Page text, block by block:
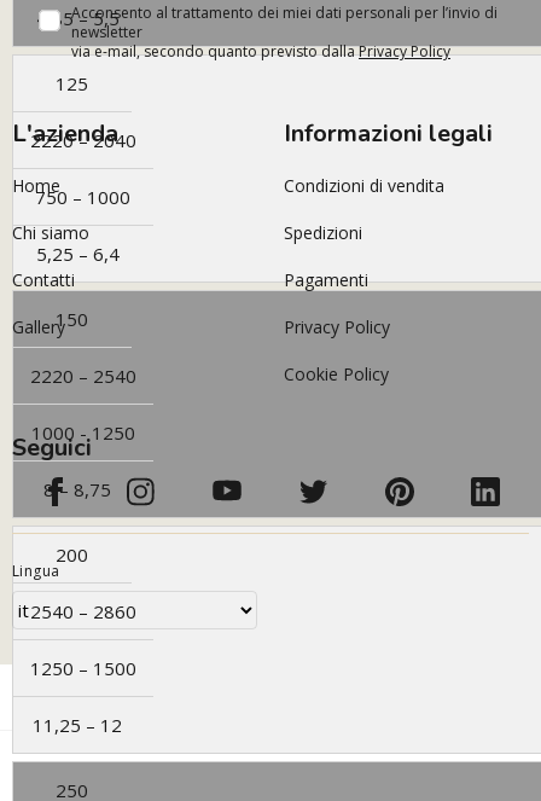
4,85 – 5,5
125
2220 – 2040
750 – 1000
5,25 – 6,4
150
2220 – 2540
1000 - 1250
8 – 8,75
200
2540 – 2860
1250 – 1500
11,25 – 12
250
Acconsento al trattamento dei miei dati personali per l’invio di
newsletter
via e-mail, secondo quanto previsto dallaPrivacy Policy
L'azienda
Home
Chi siamo
Contatti
Gallery
Informazioni legali
Condizioni di vendita
Spedizioni
Pagamenti
Privacy Policy
Cookie Policy
Seguici
Lingua
Polsinelli Enologia S.r.l. Partita I.V.A. IT02380340600 Copyright © 2026 tutti i diritti